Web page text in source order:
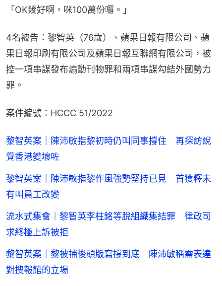
「OK幾好啊，咪100萬份囉。」
4名被告：黎智英（76歲）、蘋果日報有限公司、蘋
果日報印刷有限公司及蘋果日報互聯網有限公司，被
控一項串謀發布煽動刊物罪和兩項串謀勾結外國勢力
罪。
案件編號：HCCC 51/2022
黎智英案｜陳沛敏指黎初時仍叫同事撐住 再探訪說
覺香港變壞咗
黎智英案｜陳沛敏指黎作風強勢堅持已見 首獲釋未
有叫員工改變
流水式集會｜黎智英李柱銘等脫組織集結罪 律政司
求終極上訴被拒
黎智英案｜黎被捕後頭版寫撐到底 陳沛敏稱需表達
對搜報館的立場